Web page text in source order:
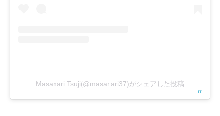
Masanari Tsuji(@masanari37)がシェアした投稿